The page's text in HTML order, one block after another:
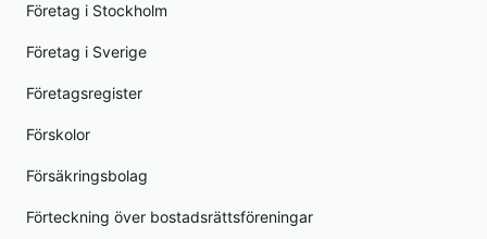
Företag i Stockholm
Företag i Sverige
Företagsregister
Förskolor
Försäkringsbolag
Förteckning över bostadsrättsföreningar